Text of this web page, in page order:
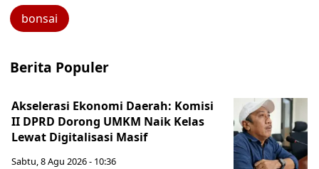
bonsai
Berita Populer
Akselerasi Ekonomi Daerah: Komisi
II DPRD Dorong UMKM Naik Kelas
Lewat Digitalisasi Masif
Sabtu, 8 Agu 2026 - 10:36